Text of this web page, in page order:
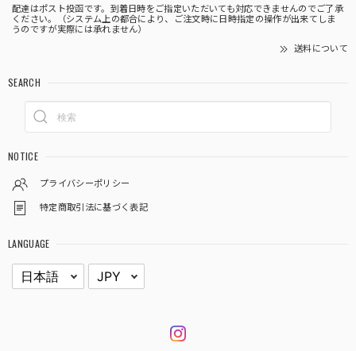
配達はポスト投函です。到着日時をご指定いただいても対応できませんのでご了承
ください。（システム上の都合により、ご注文時に日時指定の操作が出来てしま
うのですが実際には承れません）
送料について
SEARCH
NOTICE
プライバシーポリシー
特定商取引法に基づく表記
LANGUAGE